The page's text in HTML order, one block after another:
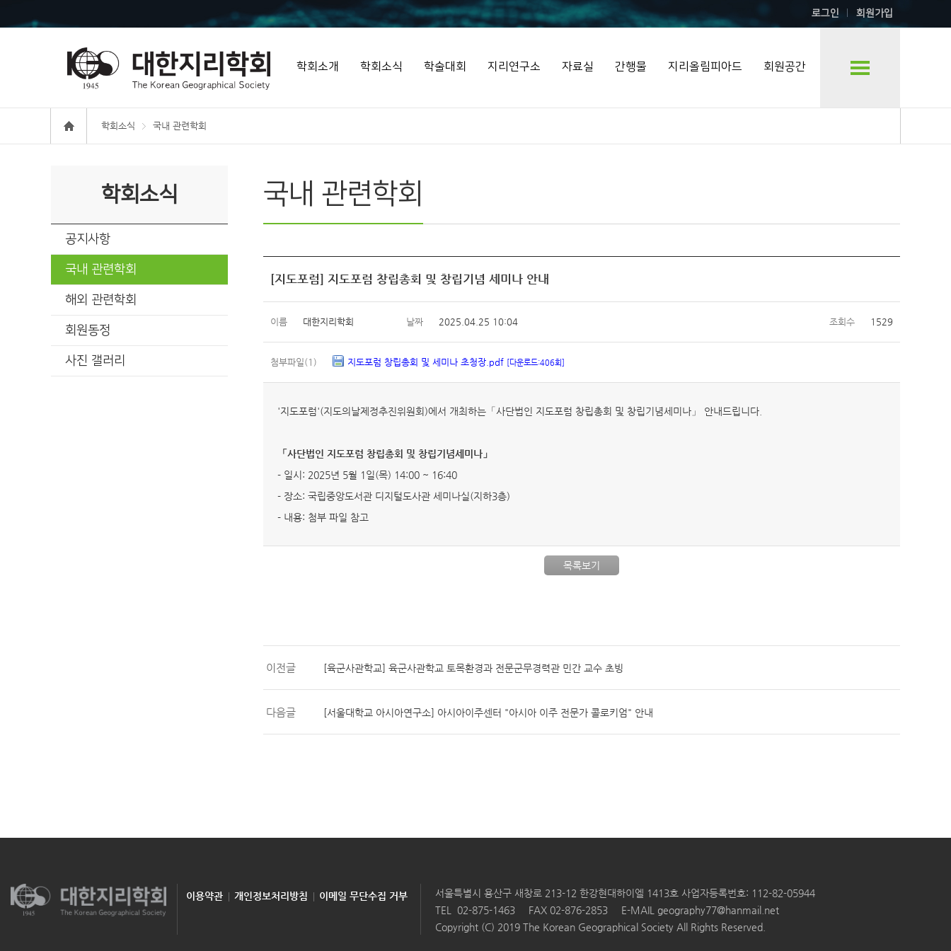
로그인 회원가입
학회소개 학회소식 학술대회 지리연구소 자료실 간행물 지리올림피아드 회원공간
학회소식 국내 관련학회
학회소식
공지사항
국내 관련학회
해외 관련학회
회원동정
사진 갤러리
국내 관련학회
[지도포럼] 지도포럼 창립총회 및 창립기념 세미나 안내
이름 대한지리학회 날짜 2025.04.25 10:04 조회수 1529
첨부파일(1) 지도포럼 창립총회 및 세미나 초청장.pdf [다운로드:406회]
'지도포럼'(지도의날제정추진위원회)에서 개최하는「사단법인 지도포럼 창립총회 및 창립기념세미나」 안내드립니다.
「사단법인 지도포럼 창립총회 및 창립기념세미나」
- 일시: 2025년 5월 1일(목) 14:00 ~ 16:40
- 장소: 국립중앙도서관 디지털도사관 세미나실(지하3층)
- 내용: 첨부 파일 참고
목록보기
이전글 [육군사관학교] 육군사관학교 토목환경과 전문군무경력관 민간 교수 초빙
다음글 [서울대학교 아시아연구소] 아시아이주센터 "아시아 이주 전문가 콜로키엄" 안내
이용약관 개인정보처리방침 이메일 무단수집 거부 서울특별시 용산구 새창로 213-12 한강현대하이엘 1413호 사업자등록번호: 112-82-05944
TEL 02-875-1463 FAX 02-876-2853 E-MAIL geography77@hanmail.net
Copyright (C) 2019 The Korean Geographical Society All Rights Reserved.